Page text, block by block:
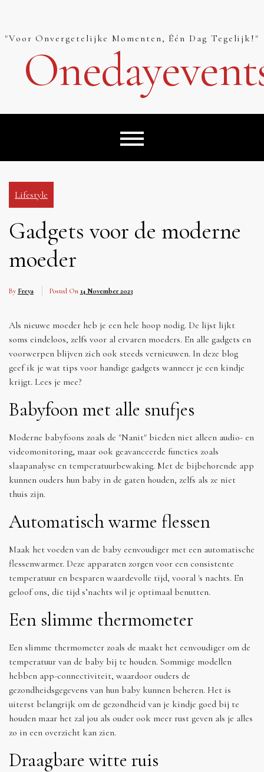
content
"Voor Onvergetelijke Momenten, Één Dag Tegelijk!"
Lifestyle
Gadgets voor de moderne
moeder
By Freya Posted On 14 November 2023
Als nieuwe moeder heb je een hele hoop nodig. De lijst lijkt
soms eindeloos, zelfs voor al ervaren moeders. En alle gadgets en
voorwerpen blijven zich ook steeds vernieuwen. In deze blog
geef ik je wat tips voor handige gadgets wanneer je een kindje
krijgt. Lees je mee?
Babyfoon met alle snufjes
Moderne babyfoons zoals de "Nanit" bieden niet alleen audio- en
videomonitoring, maar ook geavanceerde functies zoals
slaapanalyse en temperatuurbewaking. Met de bijbehorende app
kunnen ouders hun baby in de gaten houden, zelfs als ze niet
thuis zijn.
Automatisch warme flessen
Maak het voeden van de baby eenvoudiger met een automatische
flessenwarmer. Deze apparaten zorgen voor een consistente
temperatuur en besparen waardevolle tijd, vooral 's nachts. En
geloof ons, die tijd s’nachts wil je optimaal benutten.
Een slimme thermometer
Een slimme thermometer zoals de maakt het eenvoudiger om de
temperatuur van de baby bij te houden. Sommige modellen
hebben app-connectiviteit, waardoor ouders de
gezondheidsgegevens van hun baby kunnen beheren. Het is
uiterst belangrijk om de gezondheid van je kindje goed bij te
houden maar het zal jou als ouder ook meer rust geven als je alles
zo in een overzicht kan zien.
Draagbare witte ruis